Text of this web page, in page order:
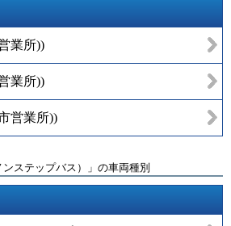
業所))
業所))
営業所))
ステップバス）」の車両種別